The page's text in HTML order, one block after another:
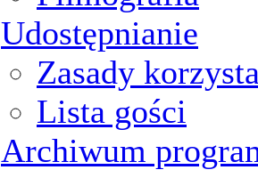
Udostępnianie
Zasady
Lista gości
Archiwum